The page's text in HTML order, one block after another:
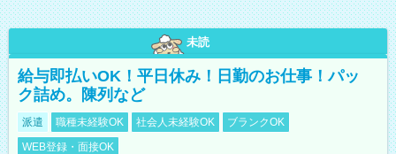
未読
給与即払いOK！平日休み！日勤のお仕事！パッ
ク詰め。陳列など
派遣 職種未経験OK 社会人未経験OK
ブランクOK
WEB登録・面接OK